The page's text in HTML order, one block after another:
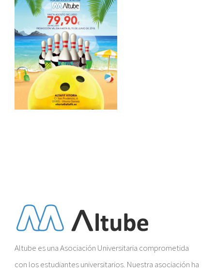
Altube es una Asociación Universitaria comprometida
con los estudiantes universitarios. Nuestra asociación ha